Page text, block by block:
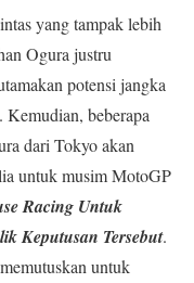
yang tampak lebih
Ogura justru
potensi jangka
Kemudian, beberapa
dari Tokyo akan
untuk musim MotoGP
Racing Untuk
Keputusan Tersebut.
untuk